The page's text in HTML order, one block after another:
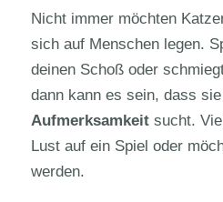
Nicht immer möchten
sich auf Menschen legen.
deinen Schoß oder
dann kann es sein, dass sie
Aufmerksamkeitsucht.
Lust auf ein Spiel oder
werden.